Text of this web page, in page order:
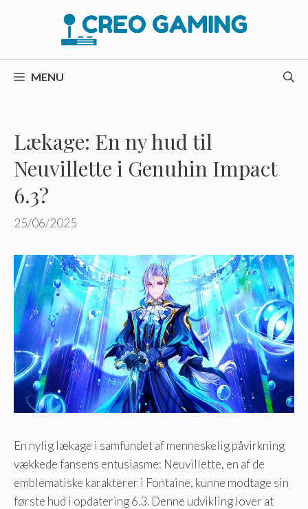
MENU
Lækage: En ny hud til
Neuvillette i Genuhin Impact
6.3?
25/06/2025
En nylig lækage i samfundet af menneskelig påvirkning
vækkede fansens entusiasme: Neuvillette, en af ​​de
emblematiske karakterer i Fontaine, kunne modtage sin
første hud i opdatering 6.3. Denne udvikling lover at